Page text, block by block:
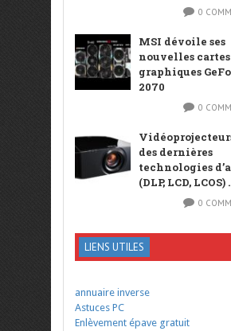
0
MSI dévoile ses
nouvelles cartes
graphiques
2070
0
des dernières
technologies
(DLP, LCD, LCOS)
0
LIENS UTILES
annuaire inverse
Astuces PC
Enlèvement épave gratuit